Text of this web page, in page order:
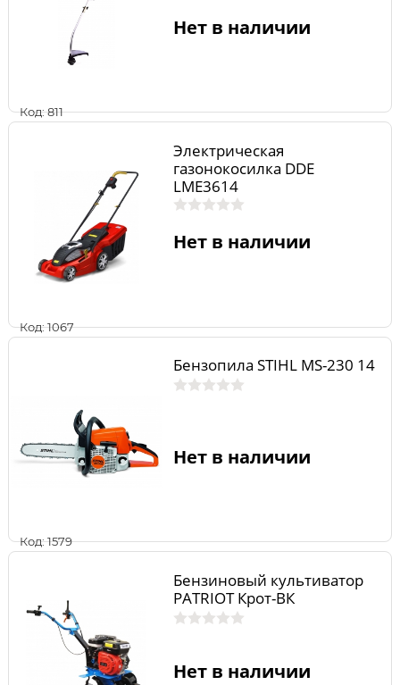
Код: 811
Нет в наличии
Код: 1067
Электрическая
газонокосилка DDE
LME3614
Нет в наличии
Код: 1579
Бензопила STIHL MS-230 14
Нет в наличии
Бензиновый культиватор
PATRIOT Крот-ВК
Нет в наличии